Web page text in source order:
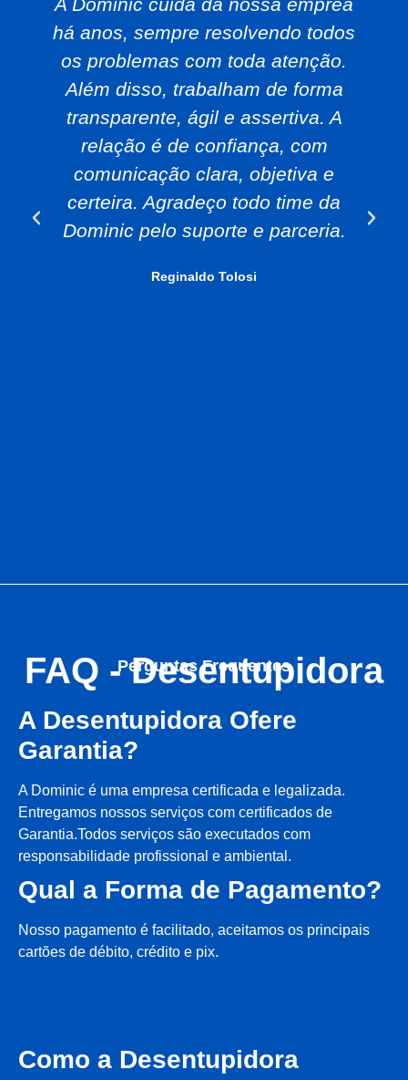
há anos, sempre resolvendo todos
os problemas com toda atenção.
Além disso, trabalham de forma
transparente, ágil e assertiva. A
relação é de confiança, com
comunicação clara, objetiva e
certeira. Agradeço todo time da
Dominic pelo suporte e parceria.
Reginaldo Tolosi
Perguntas Frequentes
FAQ - Desentupidora
A Desentupidora Ofere
Garantia?
A Dominic é uma empresa certificada e legalizada.
Entregamos nossos serviços com certificados de
Garantia.Todos serviços são executados com
responsabilidade profissional e ambiental.
Qual a Forma de Pagamento?
Nosso pagamento é facilitado, aceitamos os principais
cartões de débito, crédito e pix.
Como a Desentupidora